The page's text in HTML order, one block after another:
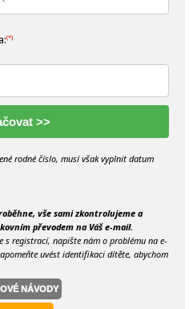
(*)
rodné číslo, musí však vyplnit datum
vše sami zkontrolujeme a
převodem na Váš e-mail.
s registrací, napište nám o problému na e-
uvést identifikaci dítěte, abychom
NÁVODY